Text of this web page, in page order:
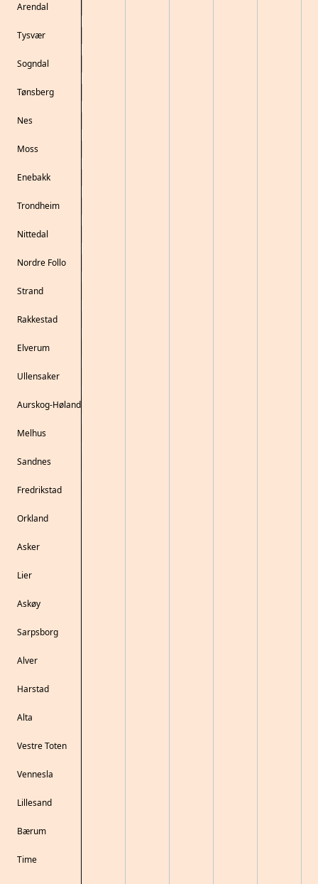
Arendal
Tysvær
Sogndal
Tønsberg
Nes
Moss
Enebakk
Trondheim
Nittedal
Nordre Follo
Strand
Rakkestad
Elverum
Ullensaker
Aurskog-Høland
Melhus
Sandnes
Fredrikstad
Orkland
Asker
Lier
Askøy
Sarpsborg
Alver
Harstad
Alta
Vestre Toten
Vennesla
Lillesand
Bærum
Time